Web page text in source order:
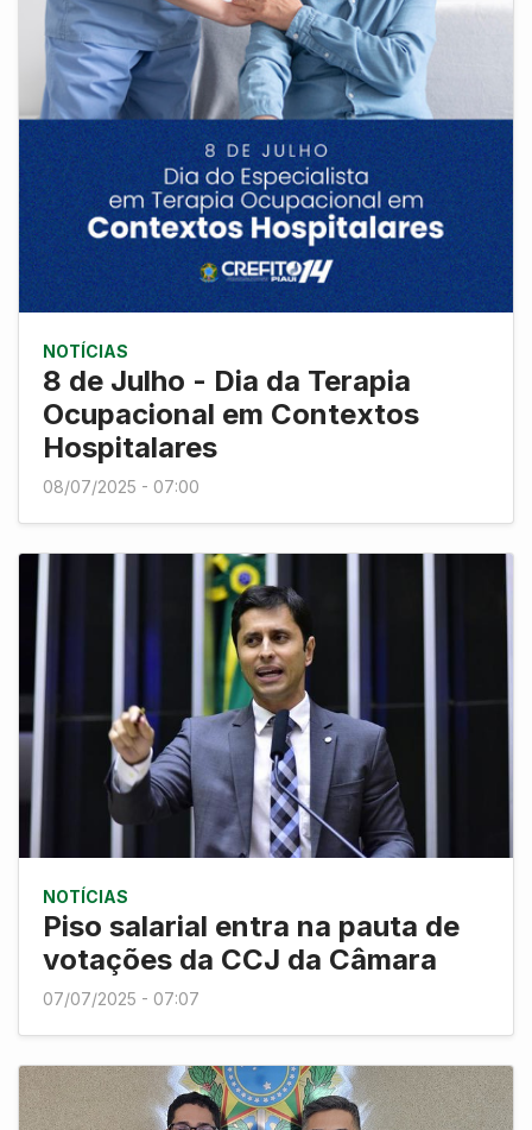
NOTÍCIAS
8 de Julho - Dia da Terapia
Ocupacional em Contextos
Hospitalares
08/07/2025 - 07:00
NOTÍCIAS
Piso salarial entra na pauta de
votações da CCJ da Câmara
07/07/2025 - 07:07